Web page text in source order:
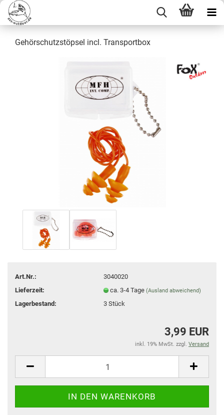
Gehörschutzstöpsel incl. Transportbox
Art.Nr.:
3040020
Lieferzeit:
ca. 3-4 Tage (Ausland abweichend)
Lagerbestand: 3 Stück
3,99 EUR
inkl. 19% MwSt. zzgl. Versand